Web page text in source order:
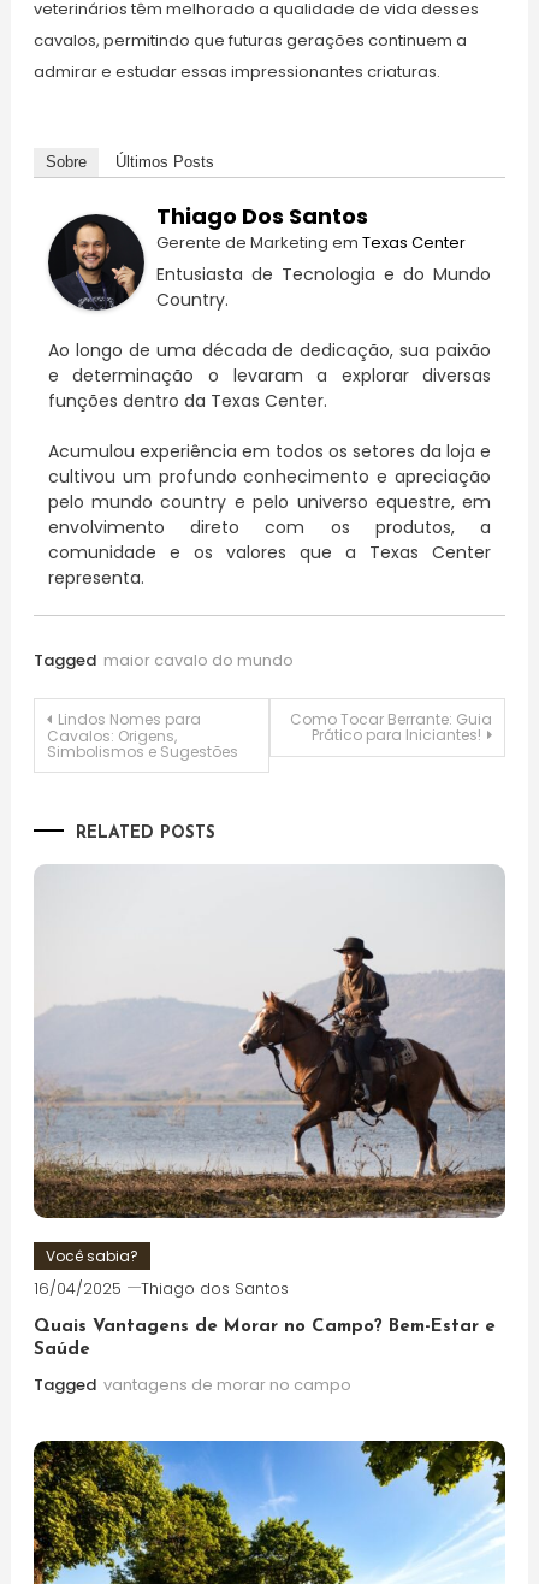
veterinários têm melhorado a qualidade de vida desses
cavalos, permitindo que futuras gerações continuem a
admirar e estudar essas impressionantes criaturas.
Sobre Últimos Posts
Thiago Dos Santos
Gerente de Marketing em Texas Center
Entusiasta de Tecnologia e do Mundo
Country.
Ao longo de uma década de dedicação, sua paixão
e determinação o levaram a explorar diversas
funções dentro da Texas Center.
Acumulou experiência em todos os setores da loja e
cultivou um profundo conhecimento e apreciação
pelo mundo country e pelo universo equestre, em
envolvimento direto com os produtos, a
comunidade e os valores que a Texas Center
representa.
Tagged maior cavalo do mundo
Navegação
de
Post
Lindos Nomes para
Cavalos: Origens,
Simbolismos e Sugestões
Como Tocar Berrante: Guia
Prático para Iniciantes!
RELATED POSTS
Você sabia?
16/04/2025 Thiago dos Santos
Quais Vantagens de Morar no Campo? Bem-Estar e
Saúde
Tagged vantagens de morar no campo